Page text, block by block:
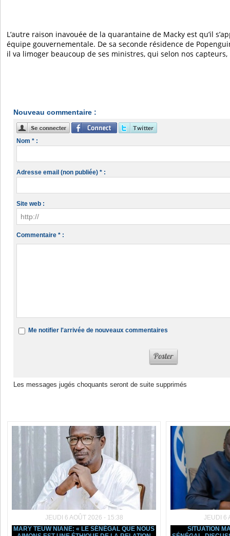
L’autre raison inavouée de la quarantaine de Macky est qu’il
équipe gouvernementale. De sa seconde résidence de
il va limoger beaucoup de ses ministres, qui selon nos
Nouveau commentaire :
Nom * :
Adresse email (non publiée) * :
Site web :
Commentaire * :
Me notifier l'arrivée de nouveaux commentaires
Les messages jugés choquants seront de suite supprimés
JEUDI 6 AOÛT 2026 - 15:38
MARY TEUW NIANE: « LE SÉNÉGAL QUE NOUS
JEUDI 6
SITUATION